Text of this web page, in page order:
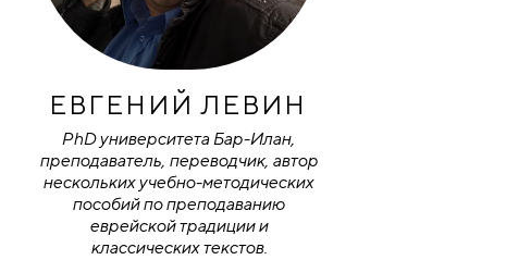
ЕВГЕНИЙ ЛЕВИН
PhD университета Бар-Илан,
преподаватель, переводчик, автор
нескольких учебно-методических
пособий по преподаванию
еврейской традиции и
классических текстов.